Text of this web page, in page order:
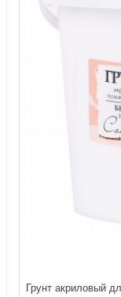
Грунт акриловый